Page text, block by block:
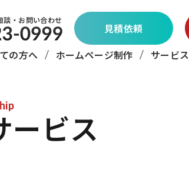
の方へ ホームページ制作 サービス
談・お問い合わせ
見積依頼
ービス